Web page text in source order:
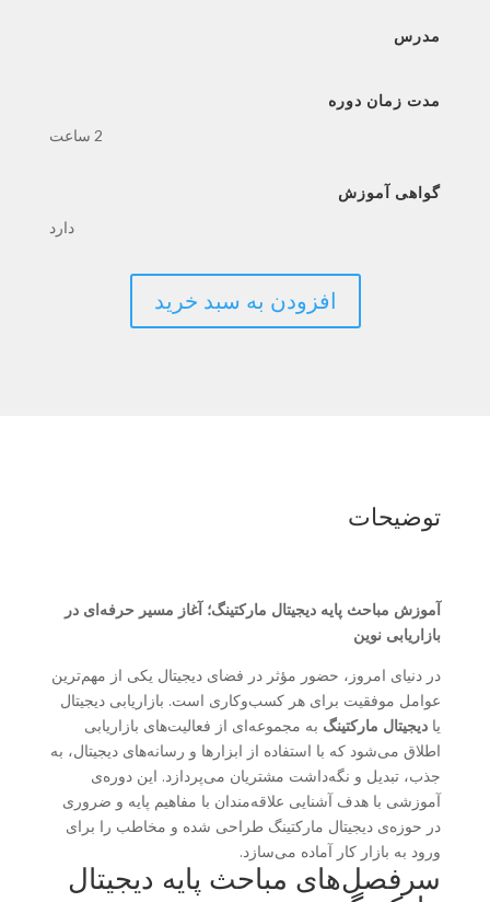
مدرس
مدت زمان دوره
2 ساعت
گواهی آموزش
دارد
افزودن به سبد خرید
توضیحات
آموزش مباحث پایه دیجیتال مارکتینگ؛ آغاز مسیر حرفه‌ای در
بازاریابی نوین
در دنیای امروز، حضور مؤثر در فضای دیجیتال یکی از مهم‌ترین
عوامل موفقیت برای هر کسب‌وکاری است. بازاریابی دیجیتال
یا دیجیتال مارکتینگ به مجموعه‌ای از فعالیت‌های بازاریابی
اطلاق می‌شود که با استفاده از ابزارها و رسانه‌های دیجیتال، به
جذب، تبدیل و نگه‌داشت مشتریان می‌پردازد. این دوره‌ی
آموزشی با هدف آشنایی علاقه‌مندان با مفاهیم پایه و ضروری
در حوزه‌ی دیجیتال مارکتینگ طراحی شده و مخاطب را برای
ورود به بازار کار آماده می‌سازد.
سرفصل‌های مباحث پایه دیجیتال